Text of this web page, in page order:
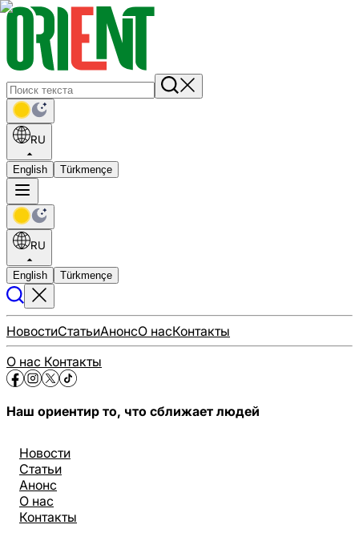
RU
English Türkmençe
RU
English Türkmençe
НовостиСтатьиАнонсО насКонтакты
О нас Контакты
Наш ориентир то, что сближает людей
Новости
Статьи
Анонс
О нас
Контакты